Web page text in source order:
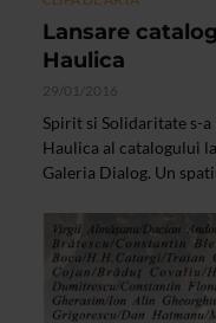
Lansare
Haulica
29/01/2016
Spirit si Solidaritate s-
Haulica al catalogului
Galeria Dialog. Un